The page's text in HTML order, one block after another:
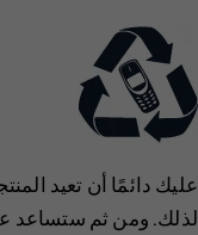
عليك دائمًا أن تعيد
لذلك. ‏‫ومن ثم ستساعد